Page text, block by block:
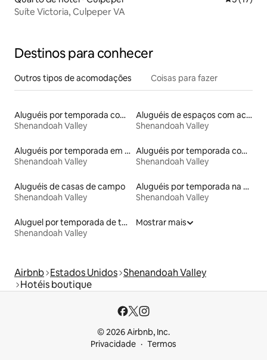
Suíte Victoria, Culpeper VA
Destinos para conhecer
Outros tipos de acomodações Coisas para fazer
Aluguéis por temporada com cama de altura acessível
Shenandoah Valley
Aluguéis de espaços com acesso direto a pistas de esqui
Shenandoah Valley
Aluguéis por temporada em acampamentos
Shenandoah Valley
Aluguéis por temporada com café da manhã
Shenandoah Valley
Aluguéis de casas de campo
Shenandoah Valley
Aluguéis por temporada na orla
Shenandoah Valley
Aluguel por temporada de townhouses
Shenandoah Valley
Mostrar mais
Airbnb Estados Unidos Shenandoah Valley
Hotéis boutique
© 2026 Airbnb, Inc.
Privacidade
Termos